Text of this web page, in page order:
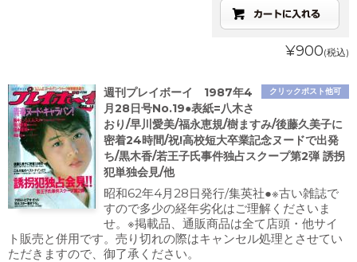
¥900(税込)
クリックポスト他可
週刊プレイボーイ 1987年4
月28日号No.19●表紙=八木さ
おり/早川愛美/福永恵規/樹ますみ/後藤久美子に
密着24時間/祝!高校短大卒業記念ヌードで出発
ち/黒木香/若王子氏事件独占スクープ第2弾 誘拐
犯単独会見/他
昭和62年4月28日発行/集英社●※古い雑誌で
すので多少の経年劣化はご理解くださいま
せ。※掲載品、通販商品は全て店頭・他サイ
ト販売と併用です。売り切れの際はキャンセル処理とさせてい
ただきますので、御了承ください。